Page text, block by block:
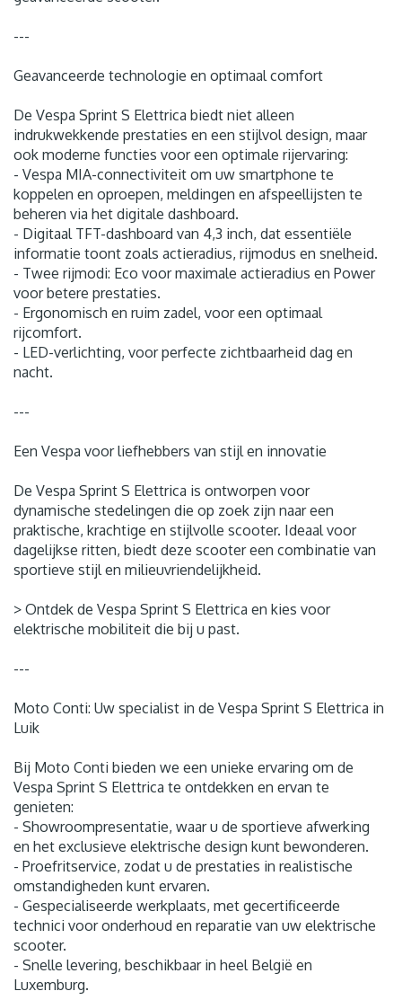
---
Geavanceerde technologie en optimaal comfort
De Vespa Sprint S Elettrica biedt niet alleen
indrukwekkende prestaties en een stijlvol design, maar
ook moderne functies voor een optimale rijervaring:
- Vespa MIA-connectiviteit om uw smartphone te
koppelen en oproepen, meldingen en afspeellijsten te
beheren via het digitale dashboard.
- Digitaal TFT-dashboard van 4,3 inch, dat essentiële
informatie toont zoals actieradius, rijmodus en snelheid.
- Twee rijmodi: Eco voor maximale actieradius en Power
voor betere prestaties.
- Ergonomisch en ruim zadel, voor een optimaal
rijcomfort.
- LED-verlichting, voor perfecte zichtbaarheid dag en
nacht.
---
Een Vespa voor liefhebbers van stijl en innovatie
De Vespa Sprint S Elettrica is ontworpen voor
dynamische stedelingen die op zoek zijn naar een
praktische, krachtige en stijlvolle scooter. Ideaal voor
dagelijkse ritten, biedt deze scooter een combinatie van
sportieve stijl en milieuvriendelijkheid.
> Ontdek de Vespa Sprint S Elettrica en kies voor
elektrische mobiliteit die bij u past.
---
Moto Conti: Uw specialist in de Vespa Sprint S Elettrica in
Luik
Bij Moto Conti bieden we een unieke ervaring om de
Vespa Sprint S Elettrica te ontdekken en ervan te
genieten:
- Showroompresentatie, waar u de sportieve afwerking
en het exclusieve elektrische design kunt bewonderen.
- Proefritservice, zodat u de prestaties in realistische
omstandigheden kunt ervaren.
- Gespecialiseerde werkplaats, met gecertificeerde
technici voor onderhoud en reparatie van uw elektrische
scooter.
- Snelle levering, beschikbaar in heel België en
Luxemburg.